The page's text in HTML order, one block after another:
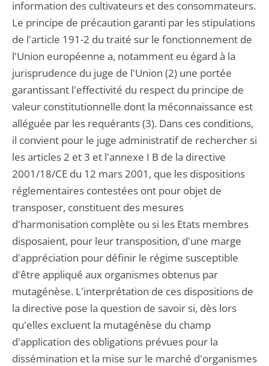
information des cultivateurs et des consommateurs.
Le principe de précaution garanti par les stipulations
de l'article 191-2 du traité sur le fonctionnement de
l'Union européenne a, notamment eu égard à la
jurisprudence du juge de l'Union (2) une portée
garantissant l'effectivité du respect du principe de
valeur constitutionnelle dont la méconnaissance est
alléguée par les requérants (3). Dans ces conditions,
il convient pour le juge administratif de rechercher si
les articles 2 et 3 et l'annexe I B de la directive
2001/18/CE du 12 mars 2001, que les dispositions
réglementaires contestées ont pour objet de
transposer, constituent des mesures
d'harmonisation complète ou si les Etats membres
disposaient, pour leur transposition, d'une marge
d'appréciation pour définir le régime susceptible
d'être appliqué aux organismes obtenus par
mutagénèse. L'interprétation de ces dispositions de
la directive pose la question de savoir si, dès lors
qu'elles excluent la mutagénèse du champ
d'application des obligations prévues pour la
dissémination et la mise sur le marché d'organismes